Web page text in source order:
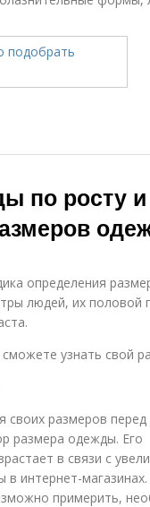
по росту
определения
людей, их половой
узнать свой
своих размеров перед
размера одежды. Его
в связи с
интернет-
примерить,